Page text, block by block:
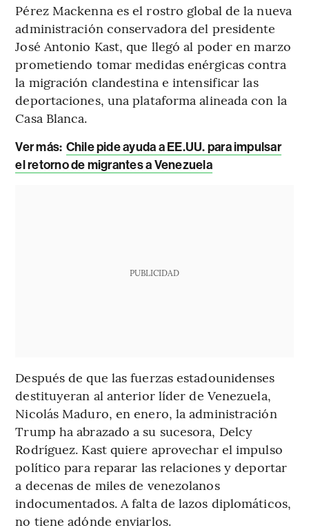
Pérez Mackenna es el rostro global de la nueva
administración conservadora del presidente
José Antonio Kast, que llegó al poder en marzo
prometiendo tomar medidas enérgicas contra
la migración clandestina e intensificar las
deportaciones, una plataforma alineada con la
Casa Blanca.
Ver más: Chile pide ayuda a EE.UU. para impulsar
el retorno de migrantes a Venezuela
PUBLICIDAD
Después de que las fuerzas estadounidenses
destituyeran al anterior líder de Venezuela,
Nicolás Maduro, en enero, la administración
Trump ha abrazado a su sucesora, Delcy
Rodríguez. Kast quiere aprovechar el impulso
político para reparar las relaciones y deportar
a decenas de miles de venezolanos
indocumentados. A falta de lazos diplomáticos,
no tiene adónde enviarlos.